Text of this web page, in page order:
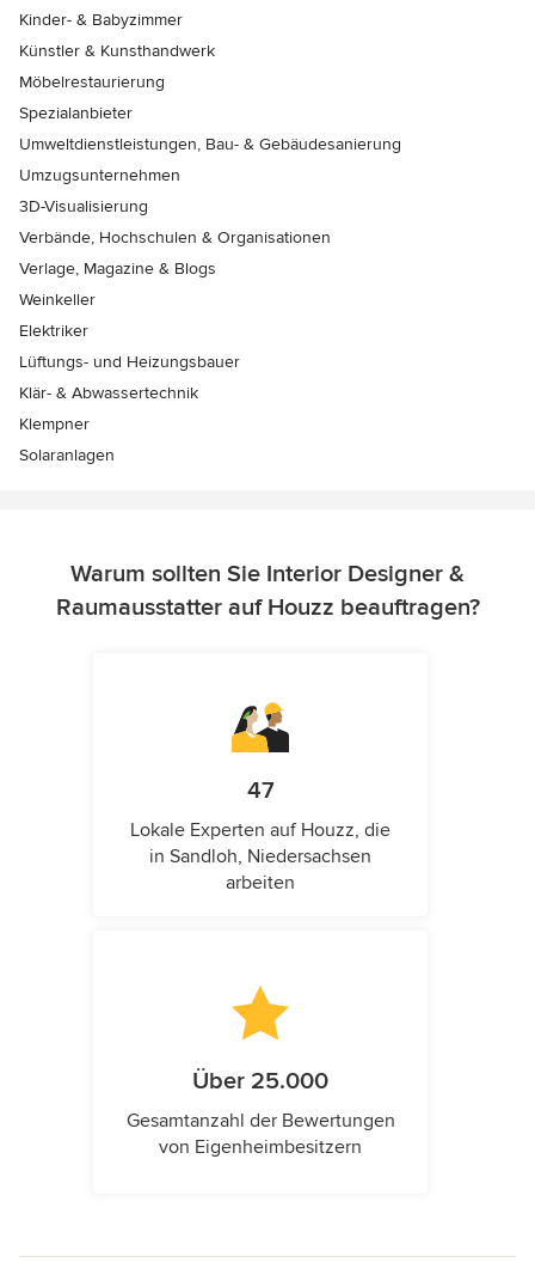
Kinder- & Babyzimmer
Künstler & Kunsthandwerk
Möbelrestaurierung
Spezialanbieter
Umweltdienstleistungen, Bau- & Gebäudesanierung
Umzugsunternehmen
3D-Visualisierung
Verbände, Hochschulen & Organisationen
Verlage, Magazine & Blogs
Weinkeller
Elektriker
Lüftungs- und Heizungsbauer
Klär- & Abwassertechnik
Klempner
Solaranlagen
Warum sollten Sie Interior Designer &
Raumausstatter auf Houzz beauftragen?
47
Lokale Experten auf Houzz, die
in Sandloh, Niedersachsen
arbeiten
Über 25.000
Gesamtanzahl der Bewertungen
von Eigenheimbesitzern